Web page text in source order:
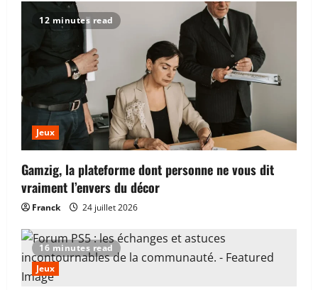
12 minutes read
Jeux
Gamzig, la plateforme dont personne ne vous dit
vraiment l’envers du décor
Franck 24 juillet 2026
16 minutes read
Jeux
3
4
Finance et assurance
Combien coûte la mise en place de la
dématérialisation des factures pour une
TPE de travaux ?
1 août 2026
5
Finance et assurance
Comprendre le vrai sens d’un
portefeuille Bitcoin sans tomber dans le
panneau
30 juillet 2026
Web
Où trouver aujourd’hui la véritable